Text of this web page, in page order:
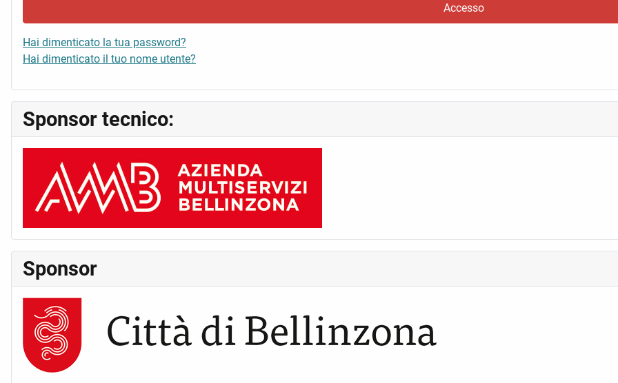
Accesso
Hai dimenticato la tua password?
Hai dimenticato il tuo nome utente?
Sponsor tecnico:
Sponsor